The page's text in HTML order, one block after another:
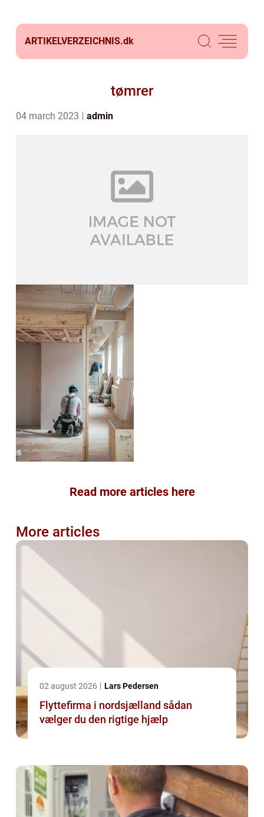
ARTIKELVERZEICHNIS.dk
tømrer
04 march 2023 admin
Read more articles here
More articles
02 august 2026 Lars Pedersen
Flyttefirma i nordsjælland sådan
vælger du den rigtige hjælp